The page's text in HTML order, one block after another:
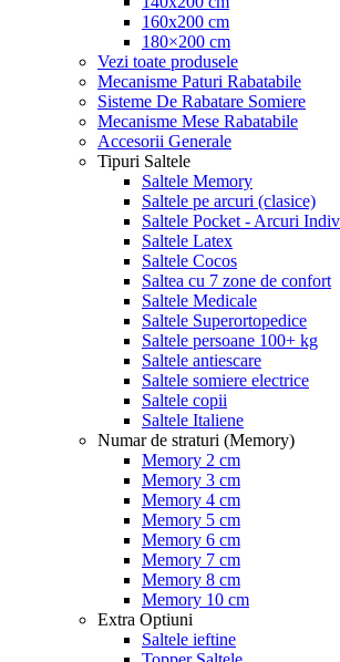
160x200 cm
180×200 cm
Vezi toate produsele
Mecanisme Paturi Rabatabile
Sisteme De Rabatare Somiere
Mecanisme Mese Rabatabile
Accesorii Generale
Tipuri Saltele
Saltele Memory
Saltele pe arcuri (clasice)
Saltele Pocket - Arcuri
Saltele Latex
Saltele Cocos
Saltea cu 7 zone de confort
Saltele Medicale
Saltele Superortopedice
Saltele persoane 100+ kg
Saltele antiescare
Saltele somiere electrice
Saltele copii
Saltele Italiene
Numar de straturi (Memory)
Memory 2 cm
Memory 3 cm
Memory 4 cm
Memory 5 cm
Memory 6 cm
Memory 7 cm
Memory 8 cm
Memory 10 cm
Extra Optiuni
Saltele ieftine